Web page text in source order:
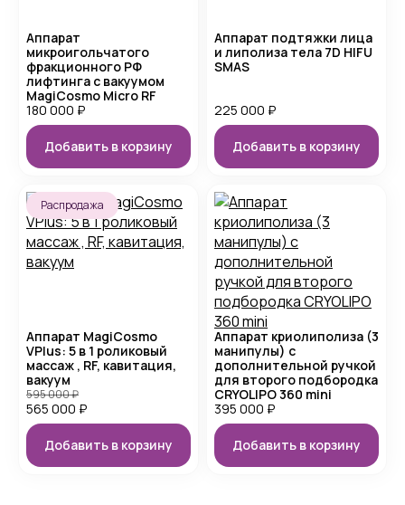
Аппарат
микроигольчатого
фракционного РФ
лифтинга с вакуумом
MagiCosmo Micro RF
180 000 ₽
Добавить в корзину
Аппарат подтяжки лица
и липолиза тела 7D HIFU
SMAS
225 000 ₽
Добавить в корзину
Распродажа
Аппарат MagiCosmo
VPlus: 5 в 1 роликовый
массаж , RF, кавитация,
вакуум
565 000 ₽
595 000₽
Добавить в корзину
Аппарат криолиполиза (3
манипулы) с
дополнительной ручкой
для второго подбородка
CRYOLIPO 360 mini
395 000 ₽
Добавить в корзину